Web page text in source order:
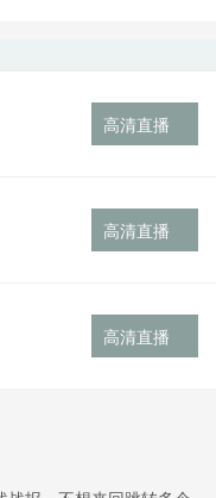
高清直播
高清直播
高清直播